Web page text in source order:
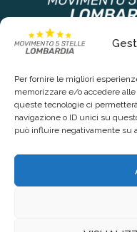
Per fornire le migliori
memorizzare e/o accedere
queste tecnologie ci
navigazione o ID unici su
può influire negativamente su
COLLEGAMENTI
Contattaci
Privacy Policy